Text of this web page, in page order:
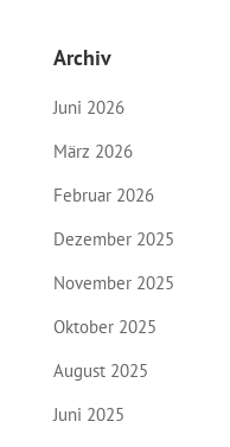
Archiv
Juni 2026
März 2026
Februar 2026
Dezember 2025
November 2025
Oktober 2025
August 2025
Juni 2025